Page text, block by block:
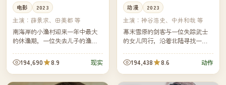
电影 2023
主演： 薛景求、田美都 等
南海岸的小渔村迎来一年中最大
的休渔期，一位失去儿子的渔船
头跟着他穿过雾、穿过浪，也穿
过他与自己迟来的、漫长的告
别。
194,690 8.9 现实
动漫 2023
主演：神谷浩史、中井和哉 等
幕末雪原的剑客与一位失踪武士
的女儿同行，沿着北陆寻找一柄
出鞘，都让他离最初的誓言更
远。
194,438 8.6 动作